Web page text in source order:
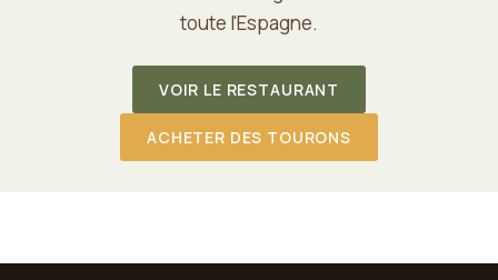
toute l'Espagne.
VOIR LE RESTAURANT
ACHETER DES TOURONS